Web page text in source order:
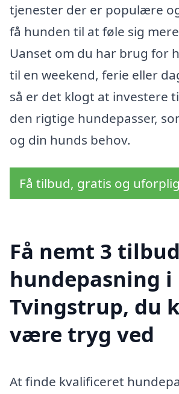
tjenester der er populære
få hunden til at føle sig
Uanset om du har brug for
til en weekend, ferie eller
så er det klogt at investere
den rigtige hundepasser,
og din hunds behov.
Få tilbud, gratis og
Få nemt 3
hundepasning i
Tvingstrup, du
være tryg ved
At finde kvalificeret